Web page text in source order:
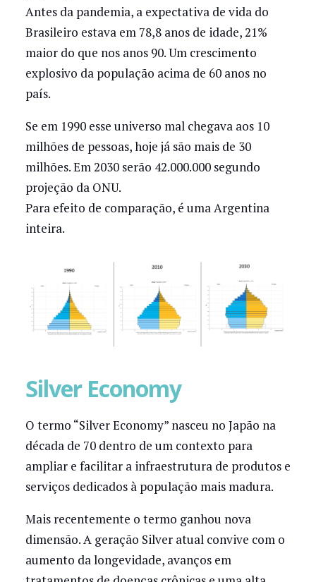
Antes da pandemia, a expectativa de vida do
Brasileiro estava em 78,8 anos de idade, 21%
maior do que nos anos 90. Um crescimento
explosivo da população acima de 60 anos no
país.
Se em 1990 esse universo mal chegava aos 10
milhões de pessoas, hoje já são mais de 30
milhões. Em 2030 serão 42.000.000 segundo
projeção da ONU.
Para efeito de comparação, é uma Argentina
inteira.
Silver Economy
O termo “Silver Economy” nasceu no Japão na
década de 70 dentro de um contexto para
ampliar e facilitar a infraestrutura de produtos e
serviços dedicados à população mais madura.
Mais recentemente o termo ganhou nova
dimensão. A geração Silver atual convive com o
aumento da longevidade, avanços em